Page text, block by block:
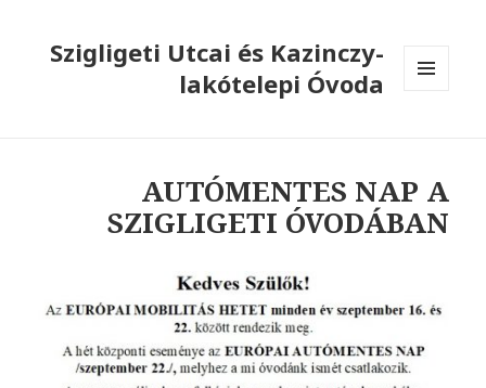
Szigligeti Utcai és Kazinczy-
lakótelepi Óvoda
AUTÓMENTES NAP A
SZIGLIGETI ÓVODÁBAN